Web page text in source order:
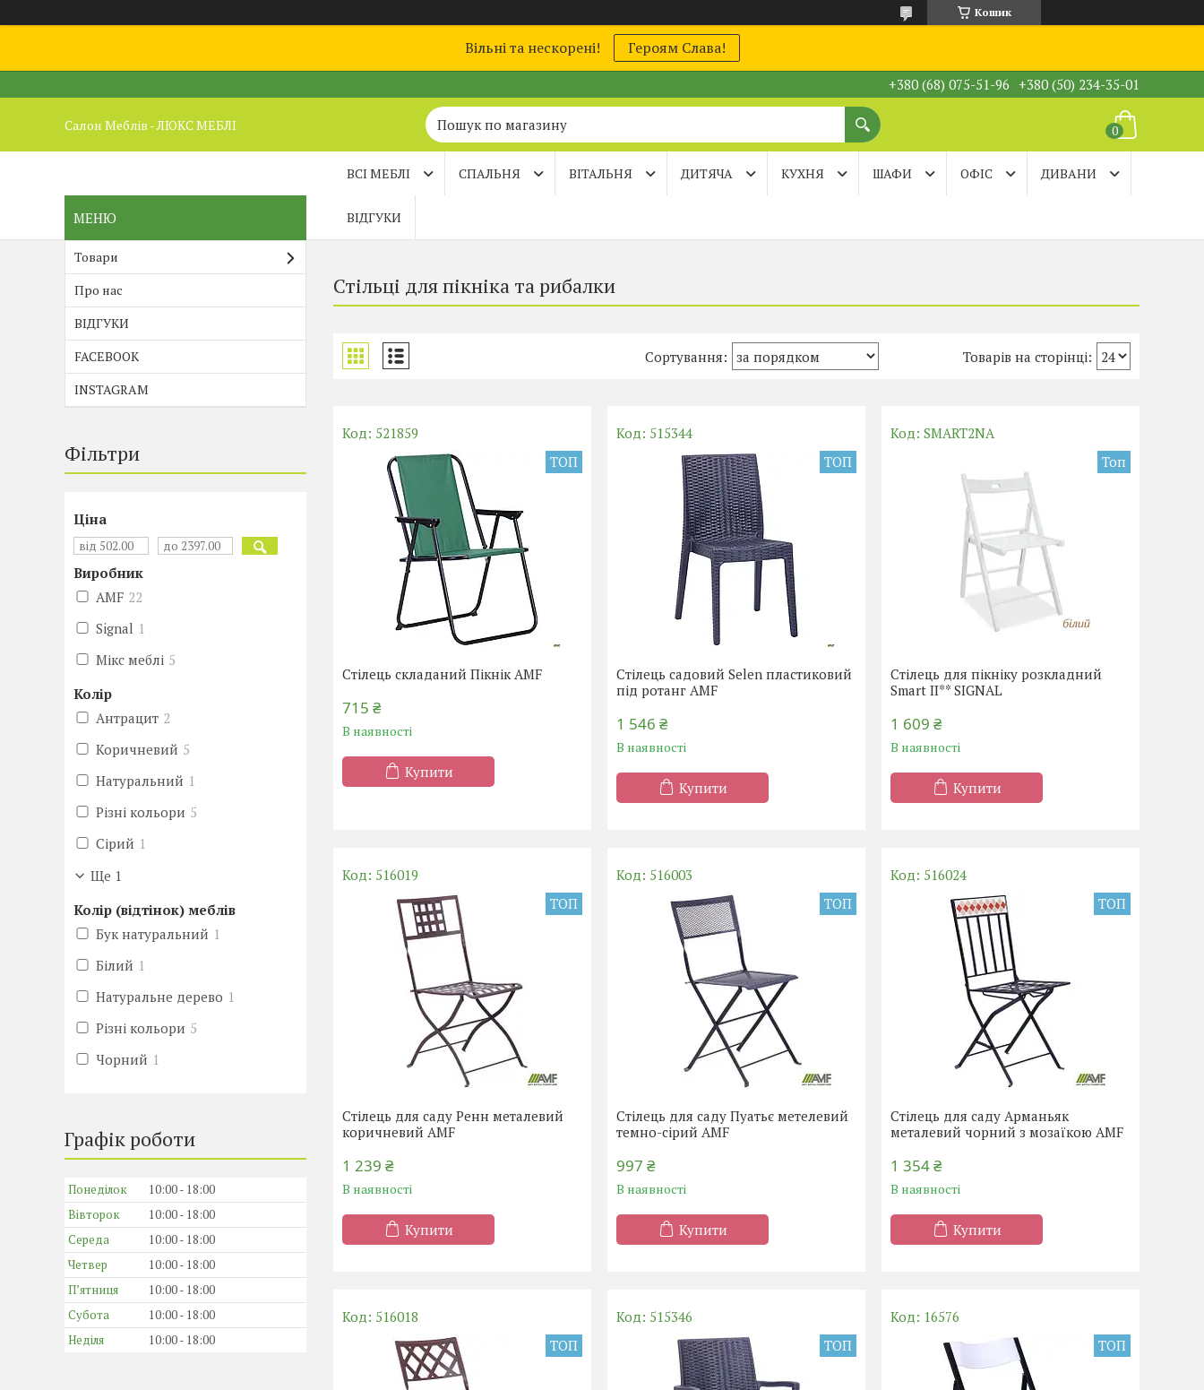
Кошик
Вільні та нескорені! Героям Слава!
+380 (68) 075-51-96 +380 (50) 234-35-01
Салон Меблів - ЛЮКС МЕБЛІ
ВСІ МЕБЛІ СПАЛЬНЯ ВІТАЛЬНЯ ДИТЯЧА КУХНЯ ШАФИ ОФІС ДИВАНИ
ВІДГУКИ
Стільці для пікніка та рибалки
521859
ТОП
Стілець складаний Пікнік AMF
715 ₴
В наявності
Купити
515344
ТОП
Стілець садовий Selen пластиковий
під ротанг AMF
1 546 ₴
В наявності
Купити
SMART2NA
Топ
Стілець для пікніку розкладний
Smart II** SIGNAL
1 609 ₴
В наявності
Купити
516019
ТОП
Стілець для саду Ренн металевий
коричневий AMF
1 239 ₴
В наявності
Купити
516003
ТОП
Стілець для саду Пуатьє метелевий
темно-сірий AMF
997 ₴
В наявності
Купити
516024
ТОП
Стілець для саду Арманьяк
металевий чорний з мозаїкою AMF
1 354 ₴
В наявності
Купити
516018
ТОП
515346
ТОП
16576
ТОП
Товари
Про нас
ВІДГУКИ
FACEBOOK
INSTAGRAM
Фільтри
Ціна
Виробник
AMF 22
Signal 1
Мікс меблі 5
Колір
Антрацит 2
Коричневий 5
Натуральний 1
Різні кольори 5
Сірий 1
Ще 1
Колір (відтінок) меблів
Бук натуральний 1
Білий 1
Натуральне дерево 1
Різні кольори 5
Чорний 1
Графік роботи
Понеділок 10:00
18:00
Вівторок
10:00
18:00
Середа
10:00
18:00
Четвер
10:00
18:00
Пʼятниця
10:00
18:00
Субота
10:00
18:00
Неділя
10:00 18:00